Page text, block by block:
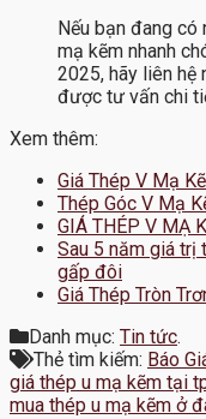
Nếu bạn đang có
mạ kẽm nhanh
2025, hãy liên hệ
được tư vấn chi
Xem thêm:
Giá Thép V Mạ
Thép Góc V Mạ
GIÁ THÉP V MẠ
Sau 5 năm giá trị
gấp đôi
Giá Thép Tròn
Danh mục: Tin tức.
Thẻ tìm kiếm: Báo
giá thép u mạ kẽm tại
mua thép u mạ kẽm ở